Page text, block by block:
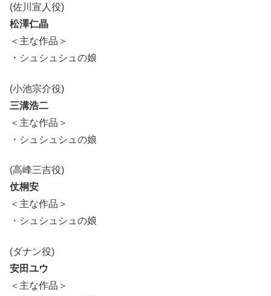
(佐川宣人役)
松澤仁晶
＜主な作品＞
・シュシュシュの娘
(小池宗介役)
三溝浩二
＜主な作品＞
・シュシュシュの娘
(高峰三吉役)
仗桐安
＜主な作品＞
・シュシュシュの娘
(ダナン役)
安田ユウ
＜主な作品＞